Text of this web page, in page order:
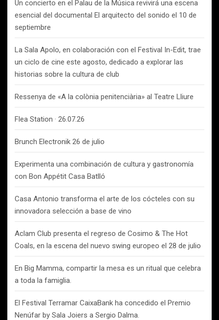
Un concierto en el Palau de la Música revivirá una escena
esencial del documental El arquitecto del sonido el 10 de
septiembre
La Sala Apolo, en colaboración con el Festival In-Edit, trae
un ciclo de cine este agosto, dedicado a explorar las
historias sobre la cultura de club
Ressenya de «A la colònia penitenciària» al Teatre Lliure
Flea Station · 26.07.26
Brunch Electronik 26 de julio
Experimenta una combinación de cultura y gastronomía
con Bon Appétit Casa Batlló
Casa Antonio transforma el arte de los cócteles con su
innovadora selección a base de vino
Aclam Club presenta el regreso de Cosimo & The Hot
Coals, en la escena del nuevo swing europeo el 28 de julio
En Big Mamma, compartir la mesa es un ritual que celebra
a toda la famiglia.
El Festival Terramar CaixaBank ha concedido el Premio
Nenúfar by Sala Joiers a Sergio Dalma.